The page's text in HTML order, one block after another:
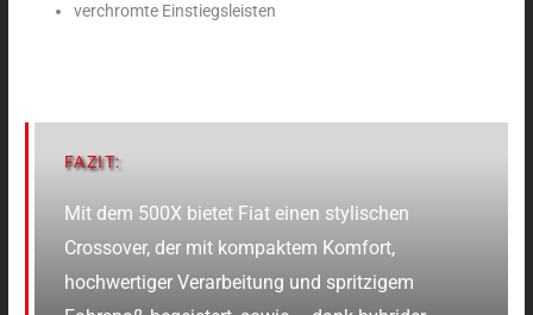
verchromte Einstiegsleisten
FAZIT:
Mit dem 500X bietet Fiat einen stylischen
Crossover, der mit kompaktem Komfort,
hochwertiger Verarbeitung und spritzigem